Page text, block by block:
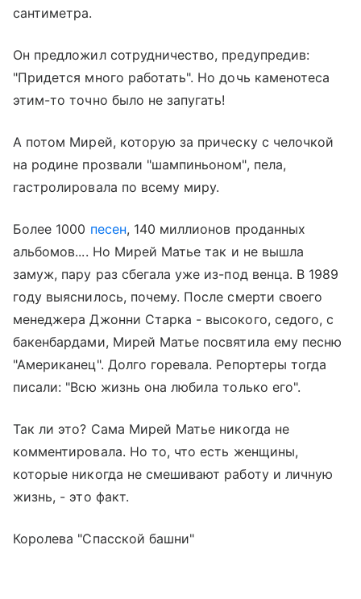
сантиметра.
Он предложил сотрудничество, предупредив:
"Придется много работать". Но дочь каменотеса
этим-то точно было не запугать!
А потом Мирей, которую за прическу с челочкой
на родине прозвали "шампиньоном", пела,
гастролировала по всему миру.
Более 1000 песен, 140 миллионов проданных
альбомов.... Но Мирей Матье так и не вышла
замуж, пару раз сбегала уже из-под венца. В 1989
году выяснилось, почему. После смерти своего
менеджера Джонни Старка - высокого, седого, с
бакенбардами, Мирей Матье посвятила ему песню
"Американец". Долго горевала. Репортеры тогда
писали: "Всю жизнь она любила только его".
Так ли это? Сама Мирей Матье никогда не
комментировала. Но то, что есть женщины,
которые никогда не смешивают работу и личную
жизнь, - это факт.
Королева "Спасской башни"